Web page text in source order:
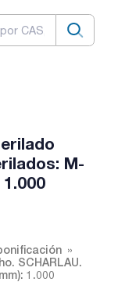
M-
SCHARLAU.
1.000